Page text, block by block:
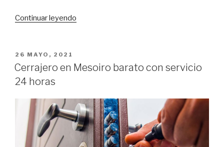
Continuar leyendo
con
horas”
PUBLICADO
EL
26 MAYO, 2021
Cerrajero en Mesoiro barato con servicio
24 horas